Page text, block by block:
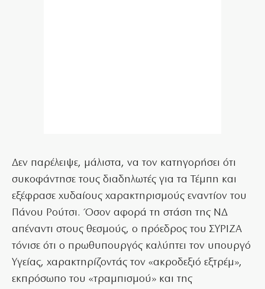
Δεν παρέλειψε, μάλιστα, να τον κατηγορήσει ότι
συκοφάντησε τους διαδηλωτές για τα Τέμπη και
εξέφρασε χυδαίους χαρακτηρισμούς εναντίον του
Πάνου Ρούτσι. Όσον αφορά τη στάση της ΝΔ
απέναντι στους θεσμούς, ο πρόεδρος του ΣΥΡΙΖΑ
τόνισε ότι ο πρωθυπουργός καλύπτει τον υπουργό
Υγείας, χαρακτηρίζοντάς τον «ακροδεξιό εξτρέμ»,
εκπρόσωπο του «τραμπισμού» και της